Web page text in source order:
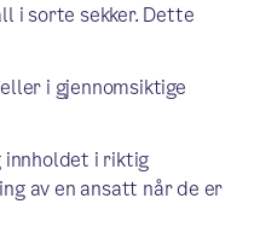
i sorte sekker. Dette
i gjennomsiktige
innholdet i riktig
av en ansatt når de er